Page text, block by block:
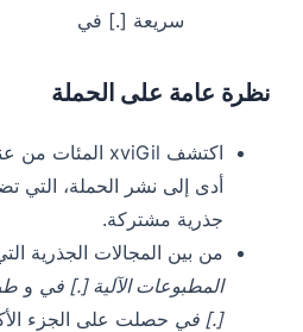
سريعة [.] في
نظرة عامة على الحملة
جذرية مشتركة.
من بين المجالات الجذرية
المطبوعات الآلية [.] في و
[.] في حصلت على الجزء